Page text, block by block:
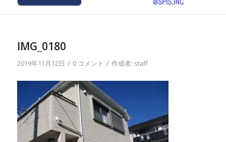
IMG_0180
2019年11月12日 / 0 コメント / 作成者: staff